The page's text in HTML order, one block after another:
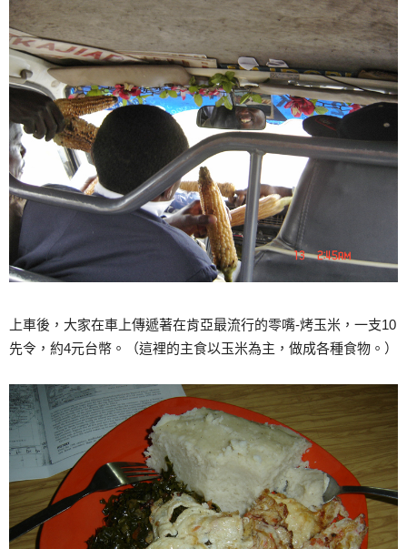
上車後，大家在車上傳遞著在肯亞最流行的零嘴-烤玉米，一支10
先令，約4元台幣。（這裡的主食以玉米為主，做成各種食物。）